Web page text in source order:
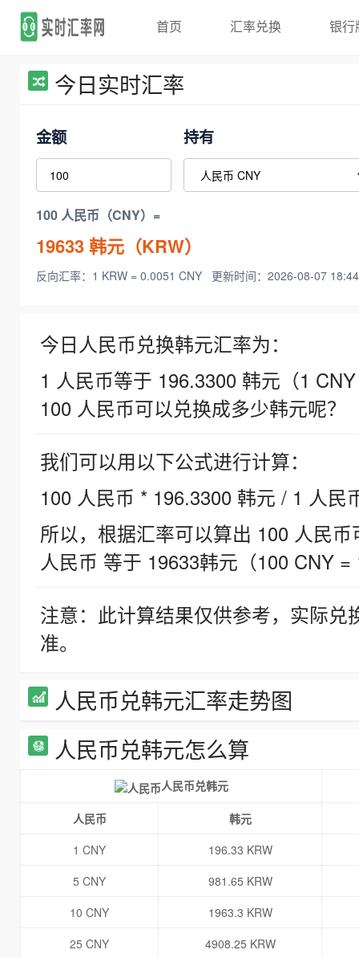
首页 汇率兑换 银行
今日实时汇率
金额 持有
100 人民币（CNY）=
19633韩元（KRW）
反向汇率：1 KRW = 0.0051 CNY 更新时间：2026-08-07
今日人民币兑换韩元汇率为：
1 人民币等于 196.3300 韩元（1
100 人民币可以兑换成多少韩元呢？
我们可以用以下公式进行计算：
100 人民币 * 196.3300 韩元 / 1 人民
所以，根据汇率可以算出 100 人民
人民币 等于 19633韩元（100 CNY =
注意：此计算结果仅供参考，实际
准。
人民币兑韩元汇率走势图
人民币兑韩元怎么算
人民币兑韩元
人民币
韩元
1 CNY
196.33 KRW
5 CNY
981.65 KRW
10 CNY
1963.3 KRW
25 CNY
4908.25 KRW